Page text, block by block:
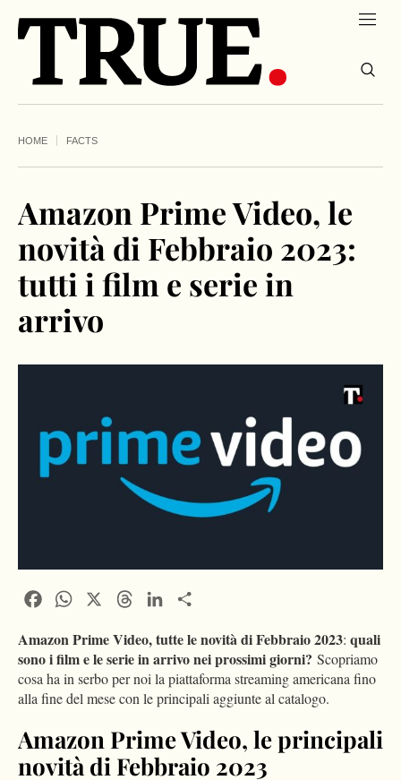
HOME FACTS
Amazon Prime Video, le
novità di Febbraio 2023:
tutti i film e serie in
arrivo
FacebookWhatsApp ThreadsLinkedIn
Amazon Prime Video, tutte le novità di Febbraio 2023: quali
sono i film e le serie in arrivo nei prossimi giorni? Scopriamo
cosa ha in serbo per noi la piattaforma streaming americana fino
alla fine del mese con le principali aggiunte al catalogo.
Amazon Prime Video, le principali
novità di Febbraio 2023